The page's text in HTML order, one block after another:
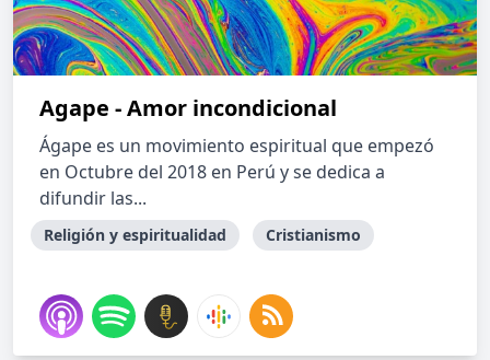
Agape - Amor incondicional
Ágape es un movimiento espiritual que empezó
en Octubre del 2018 en Perú y se dedica a
difundir las...
Religión y espiritualidad Cristianismo